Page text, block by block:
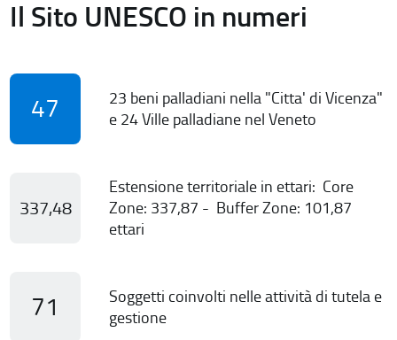
Il Sito UNESCO in numeri
47
23 beni palladiani nella "Citta' di Vicenza"
e 24 Ville palladiane nel Veneto
337,48
Estensione territoriale in ettari: Core
Zone: 337,87 - Buffer Zone: 101,87
ettari
71
Soggetti coinvolti nelle attività di tutela e
gestione